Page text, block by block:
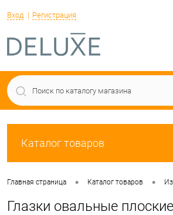
Вход Регистрация
Каталог товаров
Главная страница • Каталог товаров •
Глазки овальные